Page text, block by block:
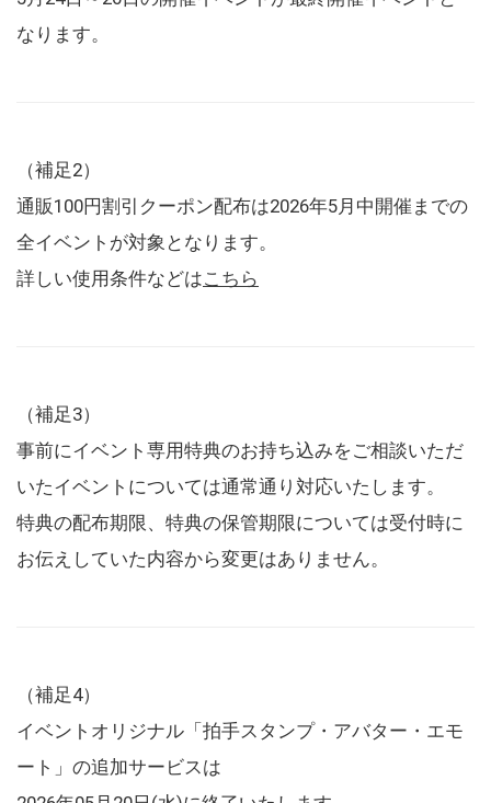
なります。
（補足2）
通販100円割引クーポン配布は2026年5月中開催までの
全イベントが対象となります。
詳しい使用条件などはこちら
（補足3）
事前にイベント専用特典のお持ち込みをご相談いただ
いたイベントについては通常通り対応いたします。
特典の配布期限、特典の保管期限については受付時に
お伝えしていた内容から変更はありません。
（補足4）
イベントオリジナル「拍手スタンプ・アバター・エモ
ート」の追加サービスは